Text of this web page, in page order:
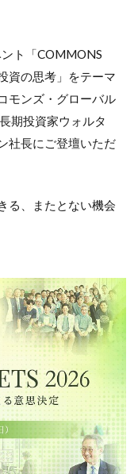
ト「COMMONS
資の思考」をテーマ
モンズ・グローバル
期投資家ウォルタ
社長にご登壇いただ
る、またとない機会